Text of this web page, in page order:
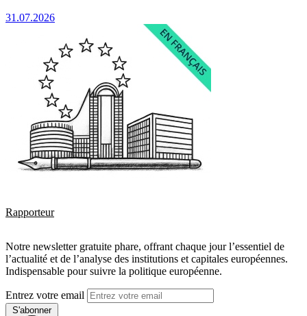
31.07.2026
Rapporteur
Notre newsletter gratuite phare, offrant chaque jour l’essentiel de
l’actualité et de l’analyse des institutions et capitales européennes.
Indispensable pour suivre la politique européenne.
Entrez votre email
S'abonner